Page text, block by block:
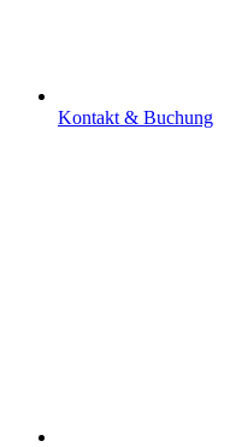
Kontakt & Buchung